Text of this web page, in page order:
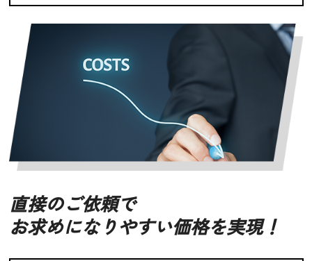
直接のご依頼で
お求めになりやすい価格を実現！